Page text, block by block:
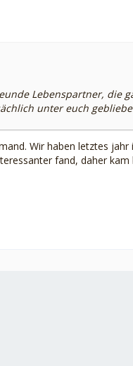
Lebenspartner, die
unter euch
Wir haben letztes
fand, daher